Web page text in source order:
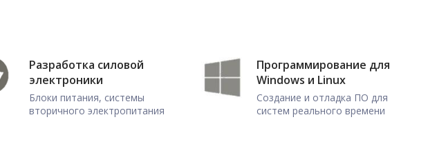
Разработка силовой
электроники
Блоки питания, системы
вторичного электропитания
Программирование для
Windows и Linux
Создание и отладка ПО для
систем реального времени